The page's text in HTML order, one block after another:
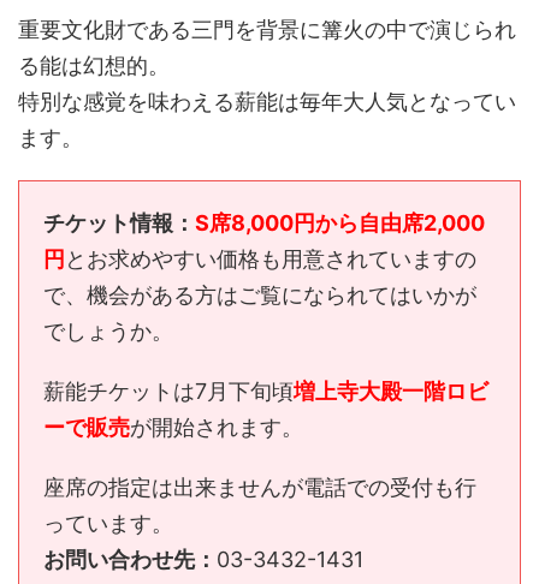
重要文化財である三門を背景に篝火の中で演じられ
る能は幻想的。
特別な感覚を味わえる薪能は毎年大人気となってい
ます。
チケット情報： S席8,000円から自由席2,000
円 とお求めやすい価格も用意されていますの
で、機会がある方はご覧になられてはいかが
でしょうか。
薪能チケットは7月下旬頃増上寺大殿一階ロビ
ーで販売が開始されます。
座席の指定は出来ませんが電話での受付も行
っています。
お問い合わせ先： 03-3432-1431